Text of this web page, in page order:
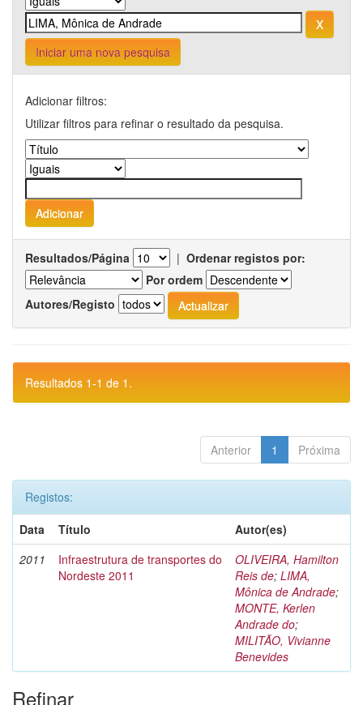
Iniciar uma nova pesquisa
Adicionar filtros:
Utilizar filtros para refinar o resultado da pesquisa.
Resultados/Página | Ordenar registos por:
Por ordem
Autores/Registo
Resultados 1-1 de 1.
Anterior 1 Próxima
Registos:
Data
Título
Autor(es)
2011
Infraestrutura de transportes do
Nordeste 2011
OLIVEIRA, Hamilton
Reis de; LIMA,
Mônica de Andrade;
MONTE, Kerlen
Andrade do;
MILITÃO, Vivianne
Benevides
Refinar